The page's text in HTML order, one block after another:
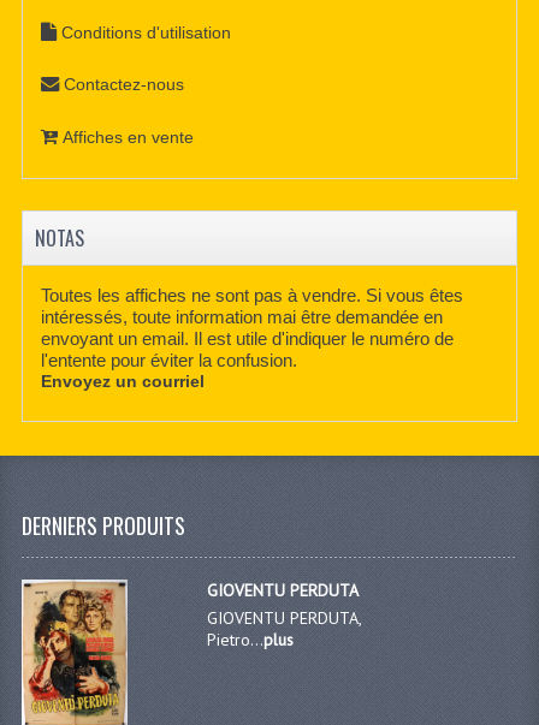
Conditions d'utilisation
Contactez-nous
Affiches en vente
NOTAS
Toutes les affiches ne sont pas à vendre. Si vous êtes
intéressés, toute information mai être demandée en
envoyant un email. Il est utile d'indiquer le numéro de
l'entente pour éviter la confusion.
Envoyez un courriel
DERNIERS PRODUITS
GIOVENTU PERDUTA
GIOVENTU PERDUTA,
Pietro...plus